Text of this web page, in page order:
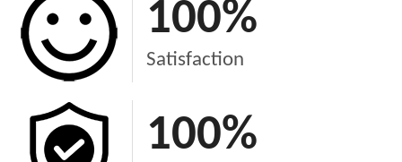
100%
Satisfaction
100%